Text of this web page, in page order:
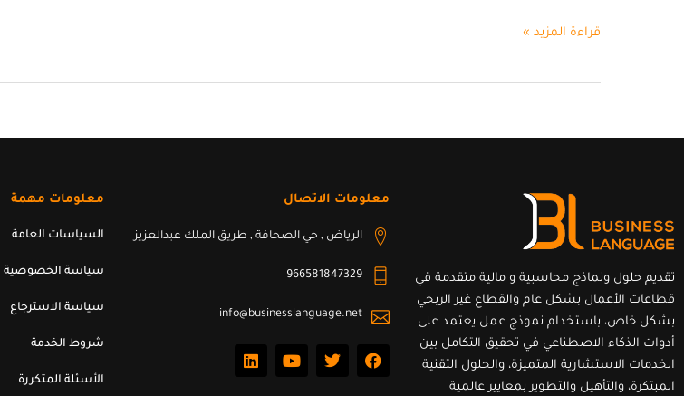
قراءة المزيد »
تقديم حلول ونماذج محاسبية و مالية متقدمة قي
قطاعات الأعمال بشكل عام والقطاع غير الربحي
بشكل خاص، باستخدام نموذج عمل يعتمد على
أدوات الذكاء الاصطناعي في تحقيق التكامل بين
الخدمات الاستشارية المتميزة، والحلول التقنية
المبتكرة، والتأهيل والتطوير بمعايير عالمية
معلومات الاتصال
الرياض , حي الصحافة , طريق الملك عبدالعزيز
966581847329
info@businesslanguage.net
a
w
o
i
معلومات مهمة
السياسات العامة
سياسة الخصوصية
سياسة الاسترجاع
شروط الخدمة
الأسئلة المتكررة